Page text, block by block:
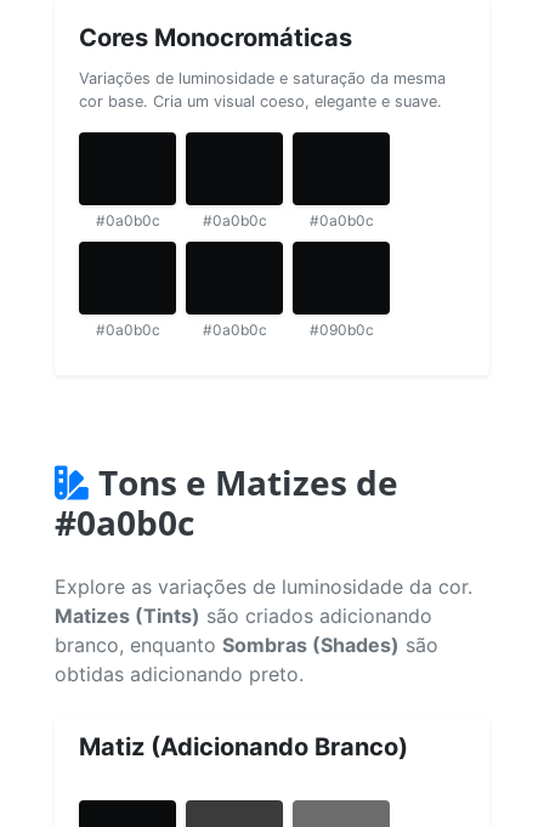
Cores Monocromáticas
Variações de luminosidade e saturação da mesma
cor base. Cria um visual coeso, elegante e suave.
#0a0b0c #0a0b0c #0a0b0c
#0a0b0c #0a0b0c #090b0c
Tons e Matizes de
#0a0b0c
Explore as variações de luminosidade da cor.
Matizes (Tints) são criados adicionando
branco, enquanto Sombras (Shades) são
obtidas adicionando preto.
Matiz (Adicionando Branco)